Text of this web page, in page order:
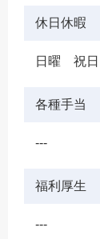
休日休暇
日曜 祝日
各種手当
---
福利厚生
---